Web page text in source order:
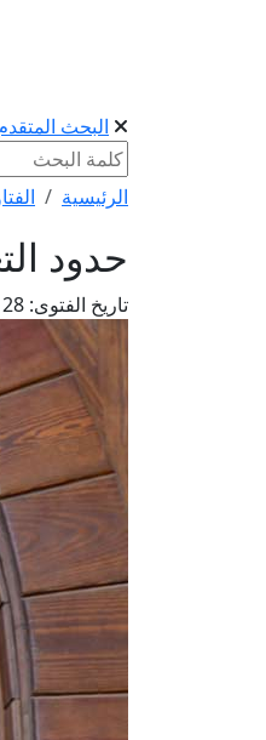
البحث
الرئيسية
حدود
تاريخ الفتوى: